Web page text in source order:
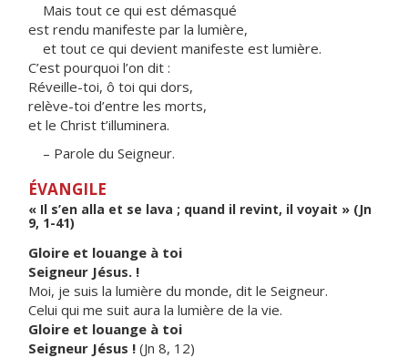
Mais tout ce qui est démasqué
est rendu manifeste par la lumière,
et tout ce qui devient manifeste est lumière.
C’est pourquoi l’on dit :
Réveille-toi, ô toi qui dors,
relève-toi d’entre les morts,
et le Christ t’illuminera.
– Parole du Seigneur.
ÉVANGILE
« Il s’en alla et se lava ; quand il revint, il voyait » (Jn
9, 1-41)
Gloire et louange à toi
Seigneur Jésus. !
Moi, je suis la lumière du monde, dit le Seigneur.
Celui qui me suit aura la lumière de la vie.
Gloire et louange à toi
Seigneur Jésus ! (Jn 8, 12)